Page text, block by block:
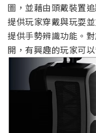
圖，並藉由頭戴裝置
提供玩家穿戴與玩耍
提供手勢辨識功能。
開，有興趣的玩家可